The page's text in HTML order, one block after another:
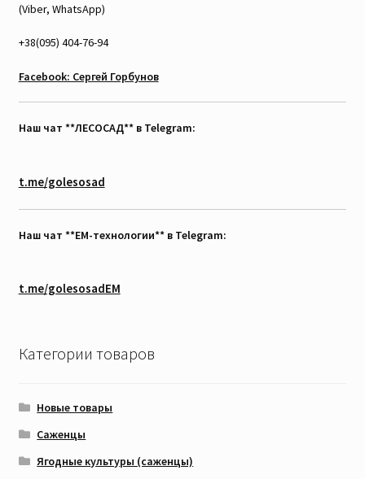
(Viber, WhatsApp)
+38(095) 404-76-94
Facebook: Сергей Горбунов
Наш чат **ЛЕСОСАД** в Telegram:
t.me/golesosad
Наш чат **EM-технологии** в Telegram:
t.me/golesosadEM
Категории товаров
Новые товары
Саженцы
Ягодные культуры (саженцы)